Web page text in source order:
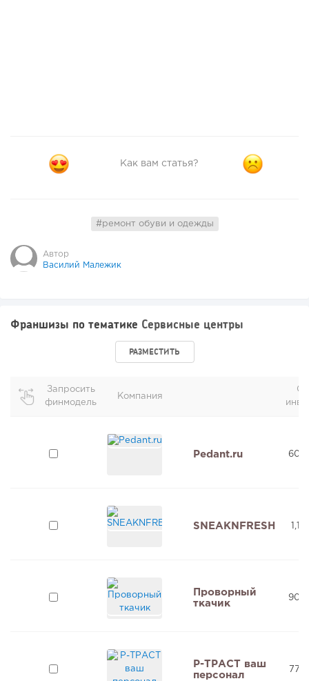
Как вам статья?
#ремонт обуви и одежды
Автор
Василий Малежик
Франшизы по тематике Сервисные центры
РАЗМЕСТИТЬ
Запросить
финмодель
Компания
Pedant.ru 600
SNEAKNFRESH
Проворный
ткачик
900
Р-ТРАСТ ваш
персонал
770